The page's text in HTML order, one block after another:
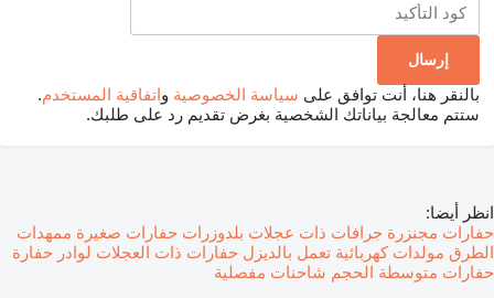
بالنقر هنا، أنت توافق على سياسة الخصوصية واتفاقية المستخدم.
ستتم معالجة بياناتك الشخصية بغرض تقديم رد على طلبك.
انظر أيضا:
حفارات مجنزرة جرافات ذات عجلات بلدوزرات حفارات صغيرة ممهدات
الطرق مولدات كهربائية تعمل بالديزل حفارات ذات العجلات لوادر حفارة
حفارات متوسطة الحجم شاحنات مفصلية